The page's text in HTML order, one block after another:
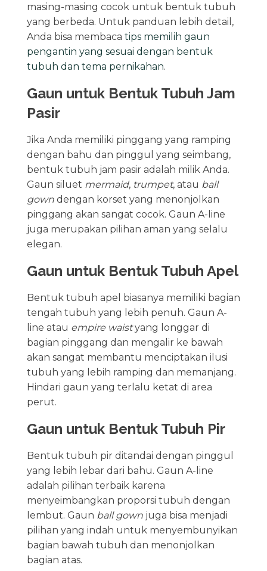
masing-masing cocok untuk bentuk tubuh
yang berbeda. Untuk panduan lebih detail,
Anda bisa membaca tips memilih gaun
pengantin yang sesuai dengan bentuk
tubuh dan tema pernikahan.
Gaun untuk Bentuk Tubuh Jam
Pasir
Jika Anda memiliki pinggang yang ramping
dengan bahu dan pinggul yang seimbang,
bentuk tubuh jam pasir adalah milik Anda.
Gaun siluet mermaid, trumpet, atau ball
gowndengan korset yang menonjolkan
pinggang akan sangat cocok. Gaun A-line
juga merupakan pilihan aman yang selalu
elegan.
Gaun untuk Bentuk Tubuh Apel
Bentuk tubuh apel biasanya memiliki bagian
tengah tubuh yang lebih penuh. Gaun A-
line atau empire waistyang longgar di
bagian pinggang dan mengalir ke bawah
akan sangat membantu menciptakan ilusi
tubuh yang lebih ramping dan memanjang.
Hindari gaun yang terlalu ketat di area
perut.
Gaun untuk Bentuk Tubuh Pir
Bentuk tubuh pir ditandai dengan pinggul
yang lebih lebar dari bahu. Gaun A-line
adalah pilihan terbaik karena
menyeimbangkan proporsi tubuh dengan
lembut. Gaun ball gownjuga bisa menjadi
pilihan yang indah untuk menyembunyikan
bagian bawah tubuh dan menonjolkan
bagian atas.